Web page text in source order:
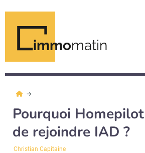
immomatin
Pourquoi
de rejoindre IAD ?
Christian Capitaine